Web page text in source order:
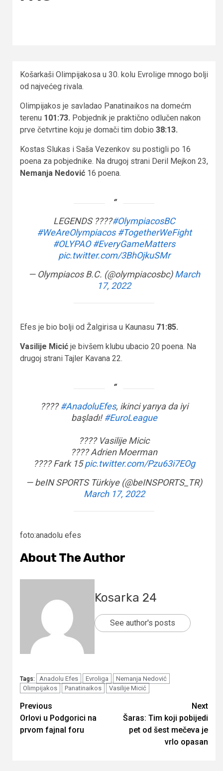
Košarkaši Olimpijakosa u 30. kolu Evrolige mnogo bolji
od najvećeg rivala.
Olimpijakos je savladao Panatinaikos na domećm
terenu 101:73. Pobjednik je praktično odlučen nakon
prve četvrtine koju je domači tim dobio 38:13.
Kostas Slukas i Saša Vezenkov su postigli po 16
poena za pobjednike. Na drugoj strani Deril Mejkon 23,
Nemanja Nedović 16 poena.
LEGENDS ????#OlympiacosBC
#WeAreOlympiacos #TogetherWeFight
#OLYPAO #EveryGameMatters
pic.twitter.com/3BhOjkuSMr
— Olympiacos B.C. (@olympiacosbc)March
17, 2022
Efes je bio bolji od Žalgirisa u Kaunasu 71:85.
Vasilije Micić je bivšem klubu ubacio 20 poena. Na
drugoj strani Tajler Kavana 22.
????#AnadoluEfes, ikinci yarıya da iyi
başladı!#EuroLeague
????️ Vasilije Micic
???? Adrien Moerman
???? Fark 15pic.twitter.com/Pzu63i7EOg
— beIN SPORTS Türkiye (@beINSPORTS_TR)
March 17, 2022
foto:anadolu efes
About The Author
Kosarka 24
See author's posts
Tags: Anadolu Efes Evroliga
Nemanja Nedović
Olimpijakos
Panatinaikos Vasilije Micić
Continue
Reading
Previous
Orlovi u Podgorici na
prvom fajnal foru
Next
Šaras: Tim koji pobijedi
pet od šest mečeva je
vrlo opasan